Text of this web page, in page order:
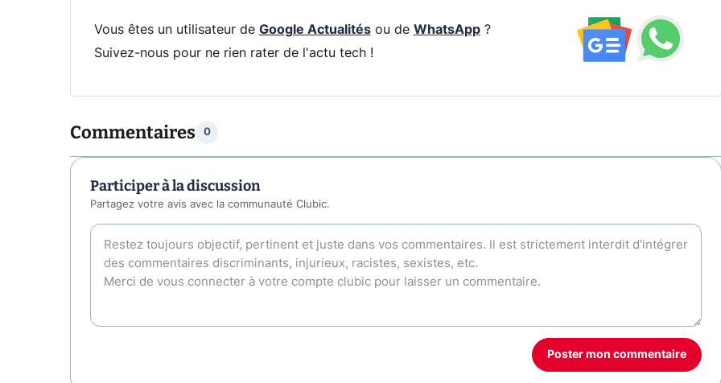
Vous êtes un utilisateur de Google Actualitésou de WhatsApp?
Suivez-nous pour ne rien rater de l'actu tech !
Commentaires 0
Participer à la discussion
Partagez votre avis avec la communauté Clubic.
Poster mon commentaire